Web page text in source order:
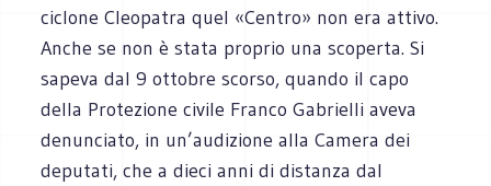
ciclone Cleopatra quel «Centro» non era attivo.
Anche se non è stata proprio una scoperta. Si
sapeva dal 9 ottobre scorso, quando il capo
della Protezione civile Franco Gabrielli aveva
denunciato, in un’audizione alla Camera dei
deputati, che a dieci anni di distanza dal